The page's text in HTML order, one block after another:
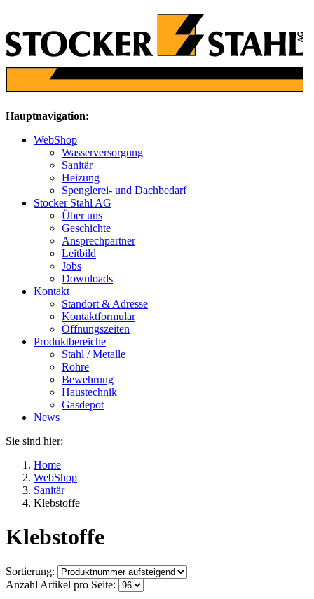
Hauptnavigation:
WebShop
Wasserversorgung
Sanitär
Heizung
Spenglerei- und Dachbedarf
Stocker Stahl AG
Über uns
Geschichte
Ansprechpartner
Leitbild
Jobs
Downloads
Kontakt
Standort & Adresse
Kontaktformular
Öffnungszeiten
Produktbereiche
Stahl / Metalle
Rohre
Bewehrung
Haustechnik
Gasdepot
News
Sie sind hier:
Home
WebShop
Sanitär
Klebstoffe
Klebstoffe
Sortierung:
Anzahl Artikel pro Seite: